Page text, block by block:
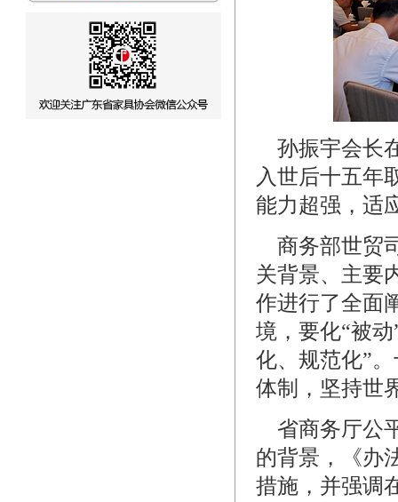
孙振宇会长
入世后十五年
能力超强，适
商务部世贸
关背景、主要
作进行了全面
境，要化“被
化、规范化”
体制，坚持世
省商务厅公
的背景，《办
措施，并强调